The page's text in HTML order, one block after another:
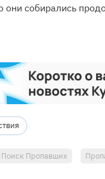
они собирались
Поиск Пропавших